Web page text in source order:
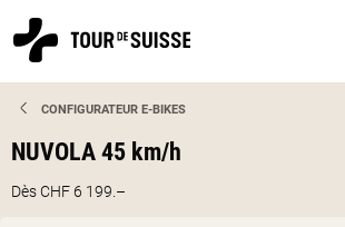
CONFIGURATEUR E-BIKES
NUVOLA 45 km/h
Dès CHF 6 199.–